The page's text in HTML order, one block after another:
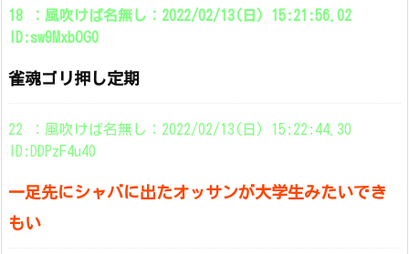
18 ：風吹けば名無し：2022/02/13(日) 15:21:56.02
ID:sw9MxbOG0
雀魂ゴリ押し定期
22 ：風吹けば名無し：2022/02/13(日) 15:22:44.30
ID:DDPzF4u40
一足先にシャバに出たオッサンが大学生みたいでき
もい